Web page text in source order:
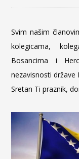
Svim našim
kolegicama,
Bosancima i
nezavisnosti države
Sretan Ti praznik,